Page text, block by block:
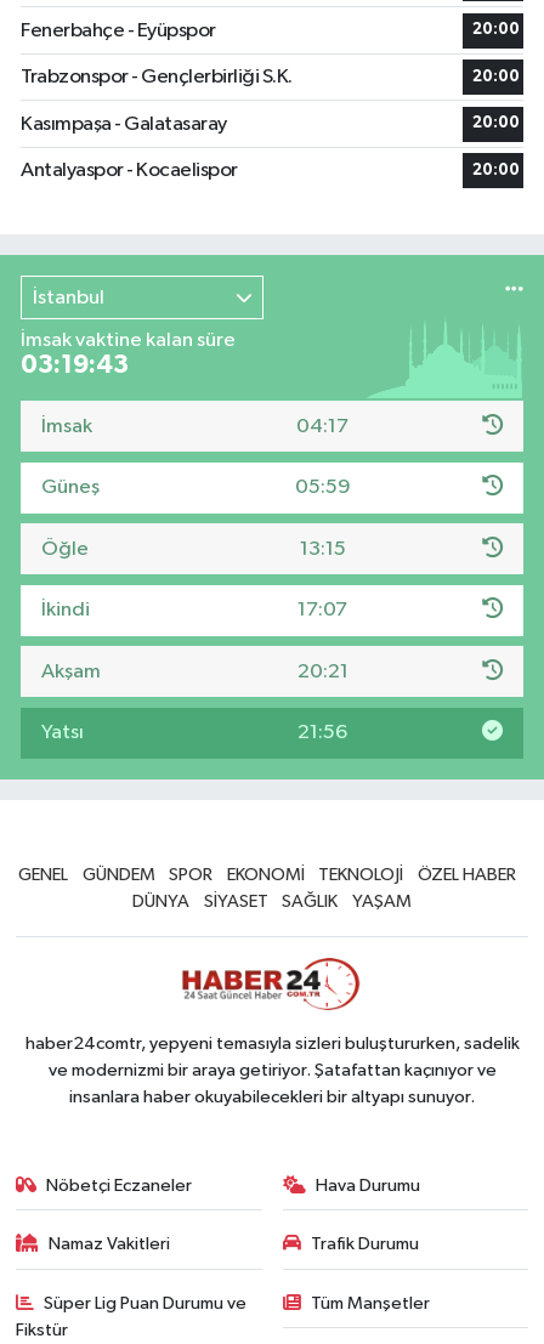
Fenerbahçe - Eyüpspor 20:00
Trabzonspor - Gençlerbirliği S.K. 20:00
Kasımpaşa - Galatasaray 20:00
Antalyaspor - Kocaelispor 20:00
İstanbul
İmsak vaktine kalan süre
03:19:42
İmsak 04:17
Güneş 05:59
Öğle 13:15
İkindi 17:07
Akşam 20:21
Yatsı 21:56
GENEL GÜNDEM SPOR EKONOMİ TEKNOLOJİ
ÖZEL HABER
DÜNYA
SİYASET SAĞLIK YAŞAM
haber24comtr, yepyeni temasıyla sizleri buluştururken, sadelik
ve modernizmi bir araya getiriyor. Şatafattan kaçınıyor ve
insanlara haber okuyabilecekleri bir altyapı sunuyor.
Nöbetçi Eczaneler Hava Durumu
Namaz Vakitleri Trafik Durumu
Süper Lig Puan Durumu ve
Fikstür
Tüm Manşetler